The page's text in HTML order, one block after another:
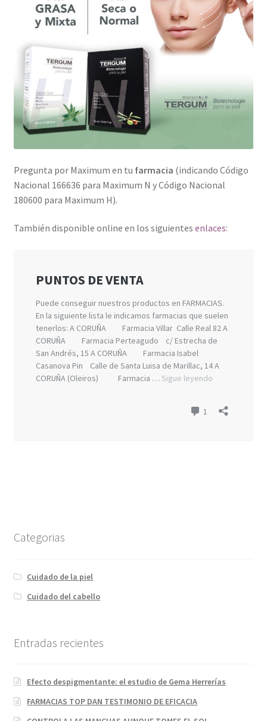
Pregunta por Maximum en tu farmacia (indicando Código
Nacional 166636 para Maximum N y Código Nacional
180600 para Maximum H).
También disponible online en los siguientes enlaces:
Categorias
Cuidado de la piel
Cuidado del cabello
Entradas recientes
Efecto despigmentante: el estudio de Gema Herrerías
FARMACIAS TOP DAN TESTIMONIO DE EFICACIA